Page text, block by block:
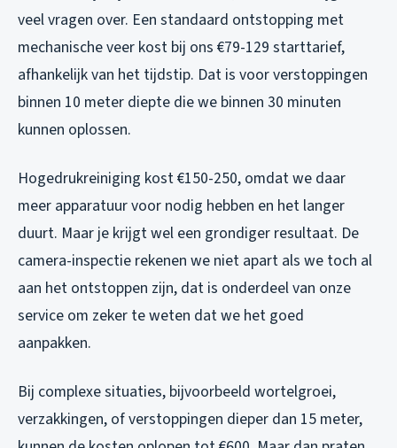
veel vragen over. Een standaard ontstopping met
mechanische veer kost bij ons €79-129 starttarief,
afhankelijk van het tijdstip. Dat is voor verstoppingen
binnen 10 meter diepte die we binnen 30 minuten
kunnen oplossen.
Hogedrukreiniging kost €150-250, omdat we daar
meer apparatuur voor nodig hebben en het langer
duurt. Maar je krijgt wel een grondiger resultaat. De
camera-inspectie rekenen we niet apart als we toch al
aan het ontstoppen zijn, dat is onderdeel van onze
service om zeker te weten dat we het goed
aanpakken.
Bij complexe situaties, bijvoorbeeld wortelgroei,
verzakkingen, of verstoppingen dieper dan 15 meter,